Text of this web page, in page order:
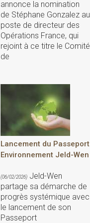
annonce la nomination
de Stéphane Gonzalez au
poste de directeur des
Opérations France, qui
rejoint à ce titre le Comité
de
Lancement du Passeport
Environnement Jeld-Wen
(06/02/2026) Jeld-Wen
partage sa démarche de
progrès systémique avec
le lancement de son
Passeport